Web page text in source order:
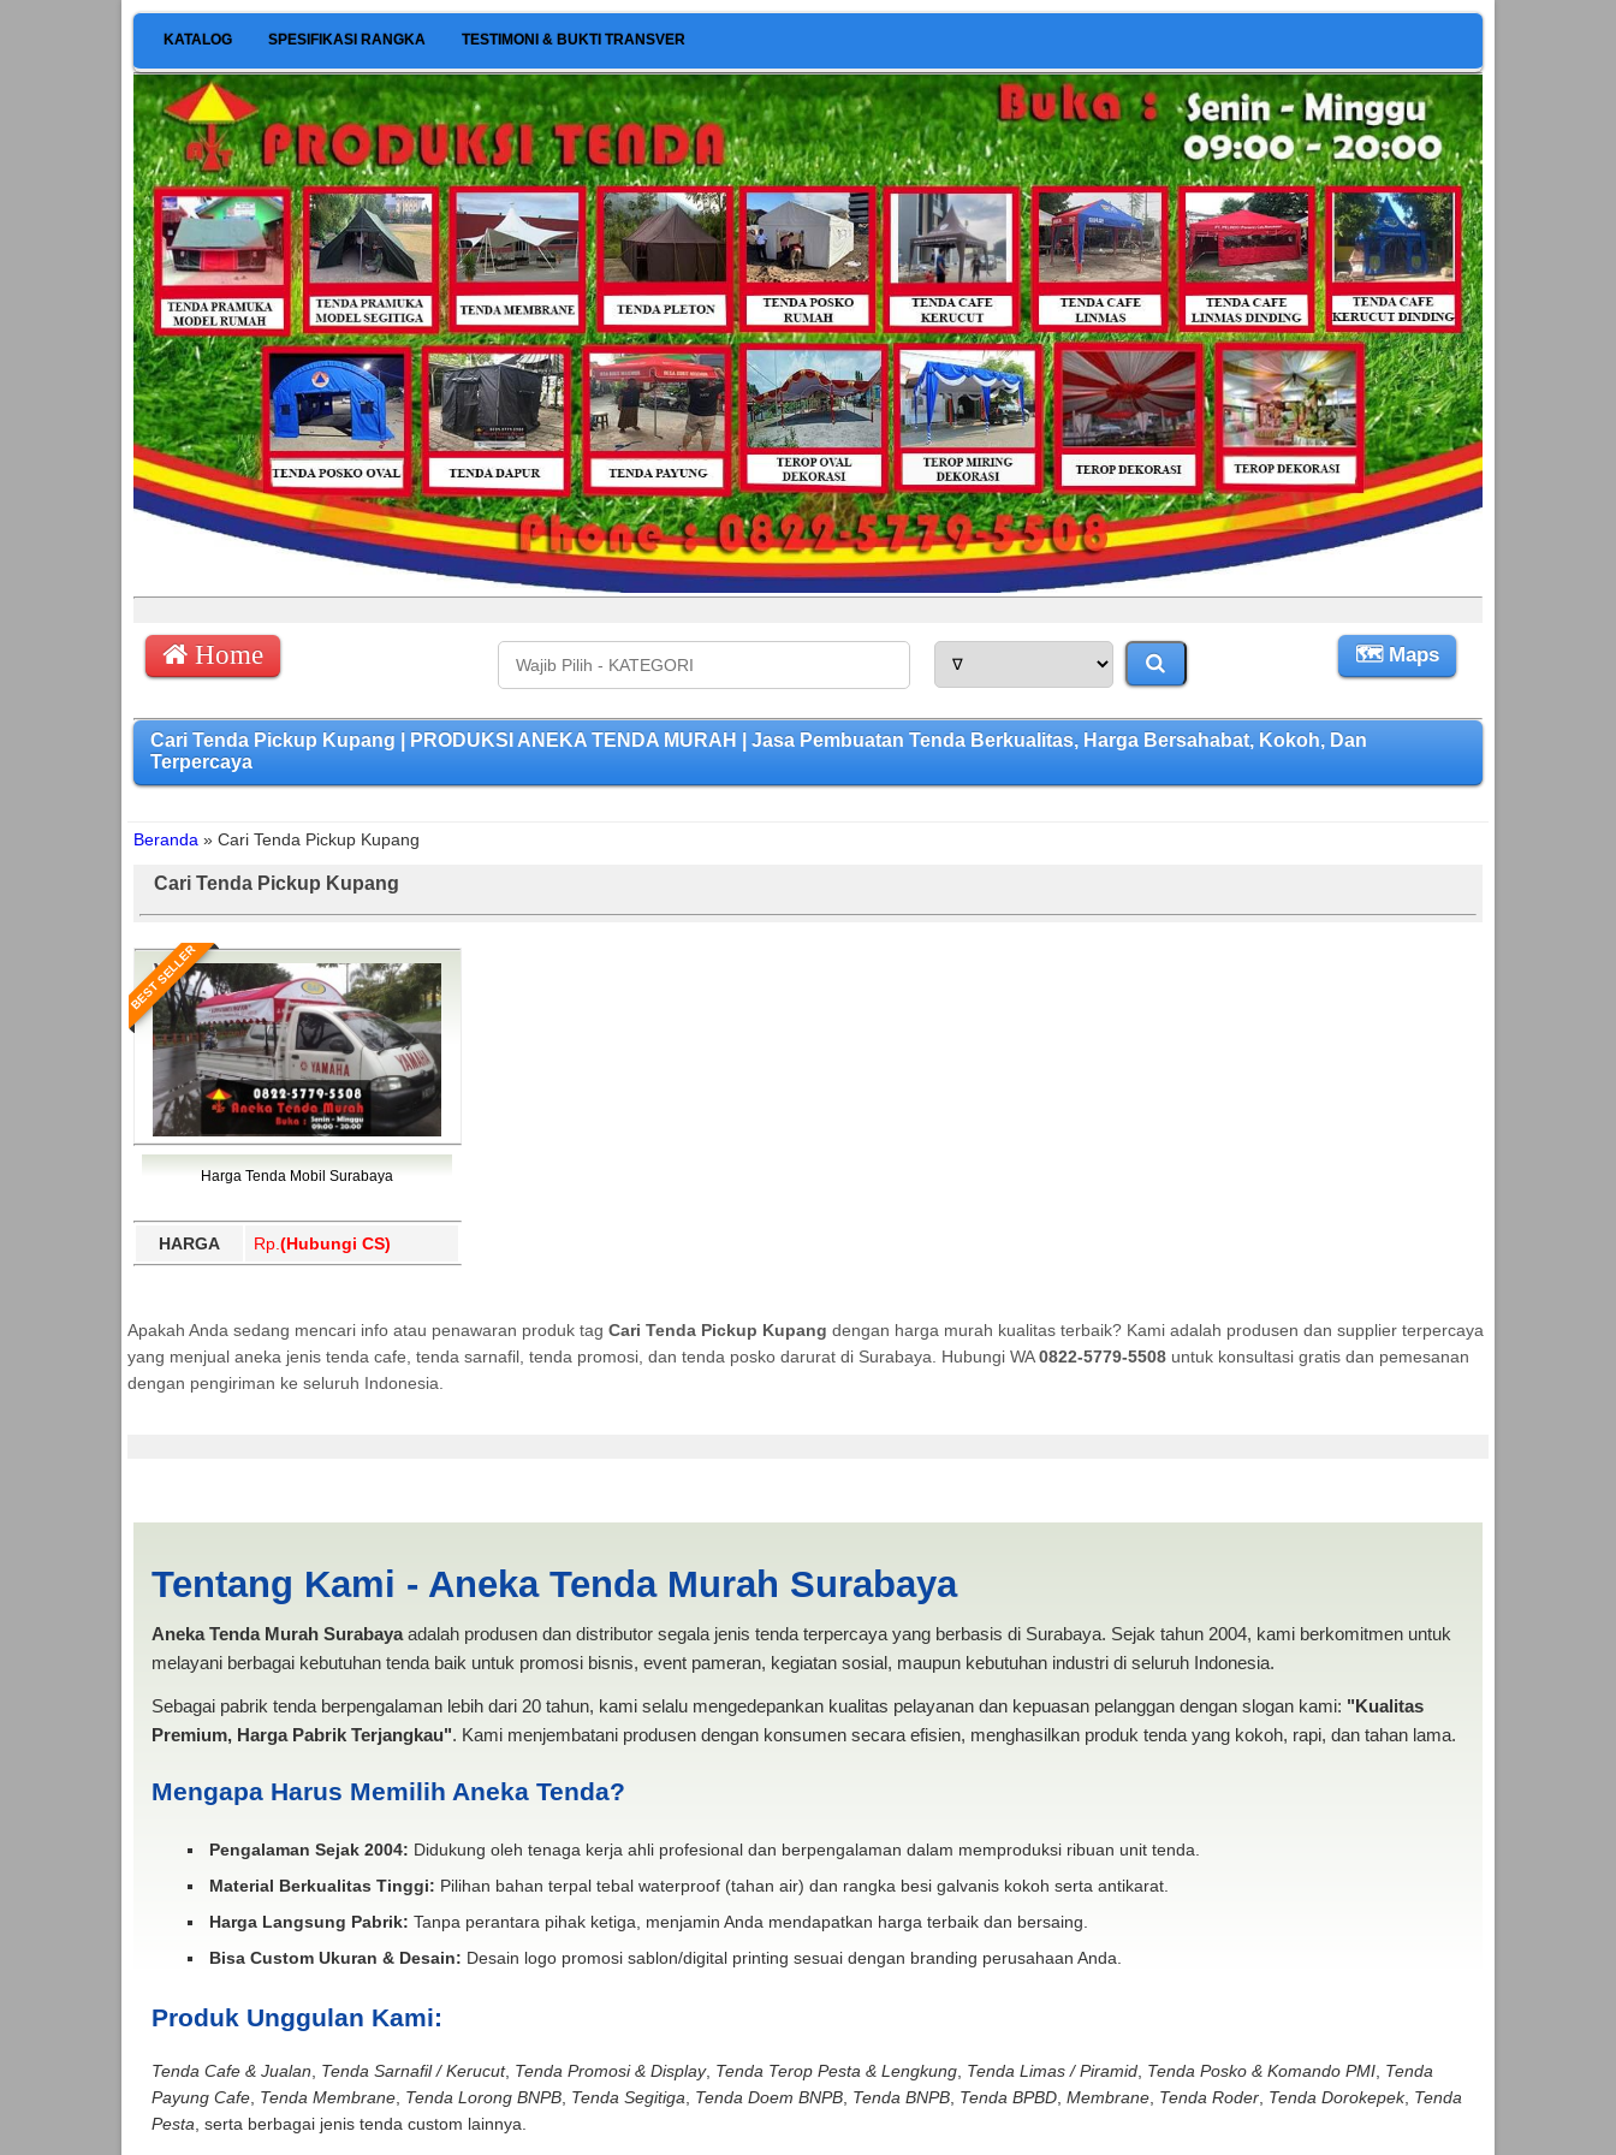
KATALOG SPESIFIKASI RANGKA TESTIMONI & BUKTI TRANSVER
Home 🗺 Maps
Cari Tenda Pickup Kupang | PRODUKSI ANEKA TENDA MURAH | Jasa Pembuatan Tenda Berkualitas, Harga Bersahabat, Kokoh, Dan
Terpercaya
Beranda » Cari Tenda Pickup Kupang
Cari Tenda Pickup Kupang
BEST SELLER
Harga Tenda Mobil Surabaya
HARGA Rp. (Hubungi CS)
Apakah Anda sedang mencari info atau penawaran produk tag Cari Tenda Pickup Kupang dengan harga murah kualitas terbaik? Kami adalah produsen dan supplier terpercaya
yang menjual aneka jenis tenda cafe, tenda sarnafil, tenda promosi, dan tenda posko darurat di Surabaya. Hubungi WA0822-5779-5508untuk konsultasi gratis dan pemesanan
dengan pengiriman ke seluruh Indonesia.
Tentang Kami - Aneka Tenda Murah Surabaya
Aneka Tenda Murah Surabayaadalah produsen dan distributor segala jenis tenda terpercaya yang berbasis di Surabaya. Sejak tahun 2004, kami berkomitmen untuk
melayani berbagai kebutuhan tenda baik untuk promosi bisnis, event pameran, kegiatan sosial, maupun kebutuhan industri di seluruh Indonesia.
Sebagai pabrik tenda berpengalaman lebih dari 20 tahun, kami selalu mengedepankan kualitas pelayanan dan kepuasan pelanggan dengan slogan kami: "Kualitas
Premium, Harga Pabrik Terjangkau". Kami menjembatani produsen dengan konsumen secara efisien, menghasilkan produk tenda yang kokoh, rapi, dan tahan lama.
Mengapa Harus Memilih Aneka Tenda?
Pengalaman Sejak 2004: Didukung oleh tenaga kerja ahli profesional dan berpengalaman dalam memproduksi ribuan unit tenda.
Material Berkualitas Tinggi: Pilihan bahan terpal tebal waterproof (tahan air) dan rangka besi galvanis kokoh serta antikarat.
Harga Langsung Pabrik: Tanpa perantara pihak ketiga, menjamin Anda mendapatkan harga terbaik dan bersaing.
Bisa Custom Ukuran & Desain: Desain logo promosi sablon/digital printing sesuai dengan branding perusahaan Anda.
Produk Unggulan Kami:
Tenda Cafe & Jualan Tenda Sarnafil / Kerucut, Tenda Promosi & Display, Tenda Terop Pesta & Lengkung, Tenda Limas / Piramid, Tenda Posko & Komando PMI, Tenda
Payung Cafe, Tenda Membrane, Tenda Lorong BNPB, Tenda Segitiga Tenda Doem BNPB, Tenda BNPB, Tenda BPBD, Membrane, Tenda Roder, Tenda Dorokepek, Tenda
Pesta , serta berbagai jenis tenda custom lainnya.